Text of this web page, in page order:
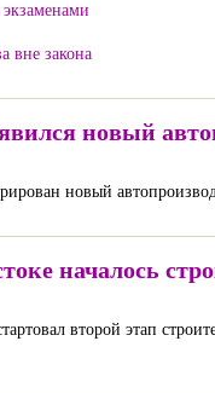
вне закона
новый
новый
началось
второй этап